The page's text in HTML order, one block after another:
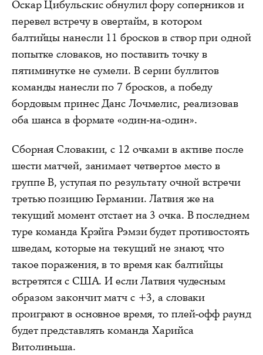
Оскар Цибульскис обнулил фору соперников и
перевел встречу в овертайм, в котором
балтийцы нанесли 11 бросков в створ при одной
попытке словаков, но поставить точку в
пятиминутке не сумели. В серии буллитов
команды нанесли по 7 бросков, а победу
бордовым принес Данс Лочмелис, реализовав
оба шанса в формате «один-на-один».
Сборная Словакии, с 12 очками в активе после
шести матчей, занимает четвертое место в
группе B, уступая по результату очной встречи
третью позицию Германии. Латвия же на
текущий момент отстает на 3 очка. В последнем
туре команда Крэйга Рэмзи будет противостоять
шведам, которые на текущий не знают, что
такое поражения, в то время как балтийцы
встретятся с США. И если Латвия чудесным
образом закончит матч с +3, а словаки
проиграют в основное время, то плей-офф раунд
будет представлять команда Харийса
Витолиньша.